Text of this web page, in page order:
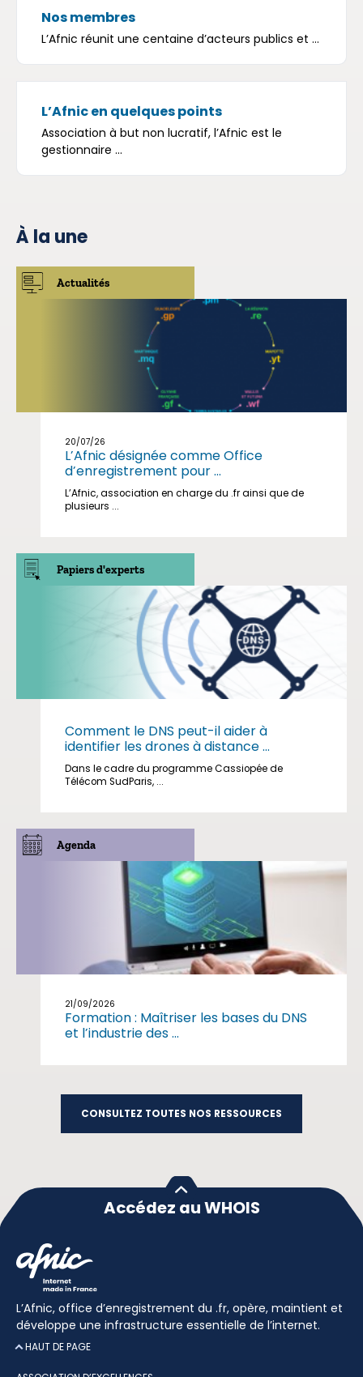
Nos membres
L’Afnic réunit une centaine d’acteurs publics et ...
L’Afnic en quelques points
Association à but non lucratif, l’Afnic est le
gestionnaire ...
À la une
Actualités
20/07/26
L’Afnic désignée comme Office
d’enregistrement pour ...
L’Afnic, association en charge du .fr ainsi que de
plusieurs ...
Papiers d'experts
Comment le DNS peut-il aider à
identifier les drones à distance ...
Dans le cadre du programme Cassiopée de
Télécom SudParis, ...
Agenda
21/09/2026
Formation : Maîtriser les bases du DNS
et l’industrie des ...
CONSULTEZ TOUTES NOS RESSOURCES
Accédez au WHOIS
L’Afnic, office d’enregistrement du .fr, opère, maintient et
développe une infrastructure essentielle de l’internet.
HAUT DE PAGE